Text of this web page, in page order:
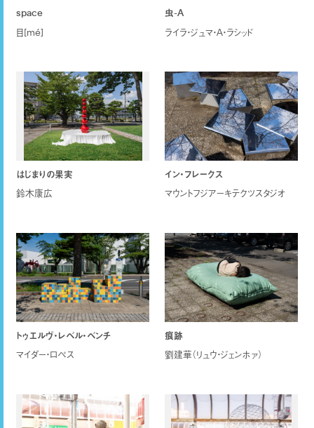
space
目[mé]
虫-A
ライラ・ジュマ・A・ラシッド
はじまりの果実
鈴木康広
イン・フレークス
マウントフジアーキテクツスタジオ
トゥエルヴ・レベル・ベンチ
マイダー・ロペス
痕跡
劉建華（リュウ・ジェンホァ）